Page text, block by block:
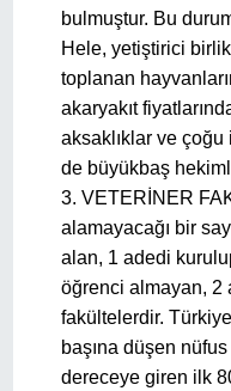
bulmuştur. Bu
Hele, yetiştirici
toplanan
akaryakıt
aksaklıklar ve
de büyükbaş
3. VETERİNER
alamayacağı bir
alan, 1 adedi
öğrenci almayan, 2
fakültelerdir.
başına düşen
dereceye giren ilk